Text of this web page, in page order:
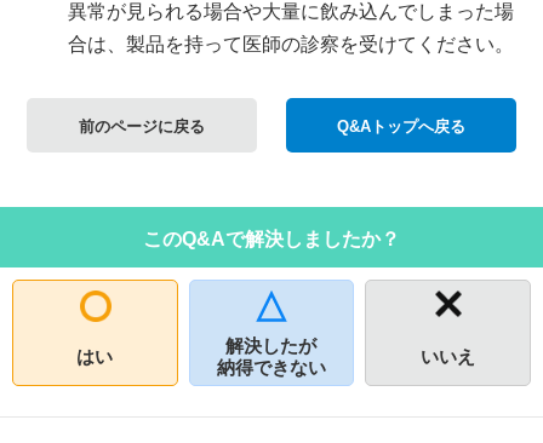
異常が見られる場合や大量に飲み込んでしまった場
合は、製品を持って医師の診察を受けてください。
前のページに戻る Q&Aトップへ戻る
このQ&Aで解決しましたか？
はい
解決したが
納得できない
いいえ